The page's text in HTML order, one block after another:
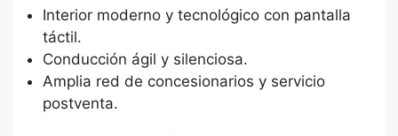
Interior moderno y tecnológico con pantalla
táctil.
Conducción ágil y silenciosa.
Amplia red de concesionarios y servicio
postventa.